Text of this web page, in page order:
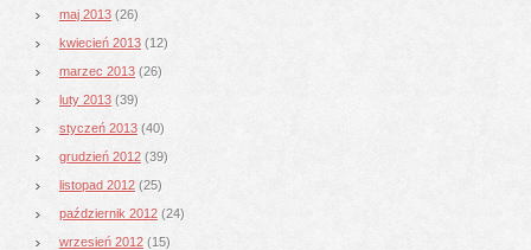
maj 2013 (26)
kwiecień 2013 (12)
marzec 2013 (26)
luty 2013 (39)
styczeń 2013 (40)
grudzień 2012 (39)
listopad 2012 (25)
październik 2012 (24)
wrzesień 2012 (15)